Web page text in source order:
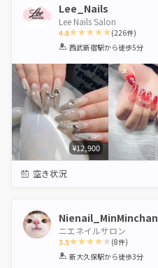
Lee_Nails
Lee Nails Salon
4.8
1 2 3 4 5
(226件)
西武新宿駅から徒歩5分
¥12,900
空き状況
Nienail_MinMinchan
ニエネイルサロン
3.5
1 2 3 4 5
(8件)
新大久保駅から徒歩3分